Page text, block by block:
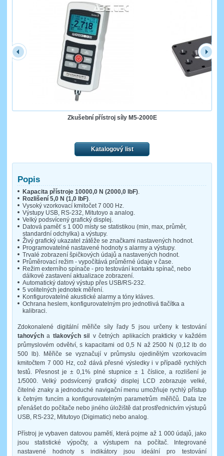
Zkušební přístroj síly M5-2000E
Katalogový list
Popis
Kapacita přístroje 10000,0 N (2000,0 lbF).
Rozlišení 5,0 N (1,0 lbF).
Vysoký vzorkovací kmitočet 7 000 Hz.
Výstupy USB, RS-232, Mitutoyo a analog.
Velký podsvícený grafický displej.
Datová paměť s 1 000 místy se statistikou (min, max, průměr,
standardní odchylka) a výstupy.
Živý grafický ukazatel zátěže se značkami nastavených hodnot.
Programovatelné nastavené hodnoty s alarmy a výstupy.
Trvalé zobrazení špičkových údajů a nastavených hodnot.
Průměrovací režim - vypočítává průměrné údaje v čase.
Režim externího spínače - pro testování kontaktu spínač, nebo
dálkové zastavení aktualizace zobrazení.
Automatický datový výstup přes USB/RS-232.
5 volitelných jednotek měření.
Konfigurovatelné akustické alarmy a tóny kláves.
Ochrana heslem, konfigurovatelným pro jednotlivá tlačítka a
kalibraci.
Zdokonalené digitální měřiče síly řady 5 jsou určeny k testování
tahových a tlakových sil v četných aplikacích prakticky v každém
průmyslovém odvětví, s kapacitami od 0,5 N až 2500 N (0,12 lb do
500 lb). Měřiče se vyznačují v průmyslu ojedinělým vzorkovacím
kmitočtem 7 000 Hz, což dává přesné výsledky i v případě rychlých
testů. Přesnost je ± 0,1% plné stupnice ± 1 číslice, a rozlišení je
1/5000. Velký podsvícený grafický displej LCD zobrazuje velké,
čitelné znaky a jednoduché navigační menu umožňuje rychlý přístup
k četným funcím a konfigurovatelným parametrům měřičů. Data lze
přenášet do počítače nebo jiného úložiště dat prostřednictvím výstupů
USB, RS-232, Mitutoyo (Digimatic) nebo analog.
Přístroj je vybaven datovou pamětí, která pojme až 1 000 údajů, jako
jsou statistické výpočty, a výstupem na počítač. Integrované
nastavené hodnoty s indikátory jsou ideální pro testování